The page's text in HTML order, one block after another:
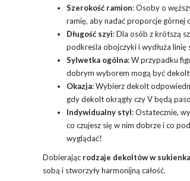
Szerokość ramion: Osoby o
ramię, aby nadać proporcje górnej
Długość szyi: Dla osób z krótszą
podkreśla obojczyki i wydłuża linię
Sylwetka ogólna: W przypadku
dobrym wyborem mogą być
Okazja: Wybierz dekolt
gdy dekolt okrągły czy V będą
Indywidualny styl: Ostatecznie,
co czujesz się w nim dobrze i co
wyglądać!
Dobierając rodzaje dekoltów w
sobą i stworzyły harmonijną całość.